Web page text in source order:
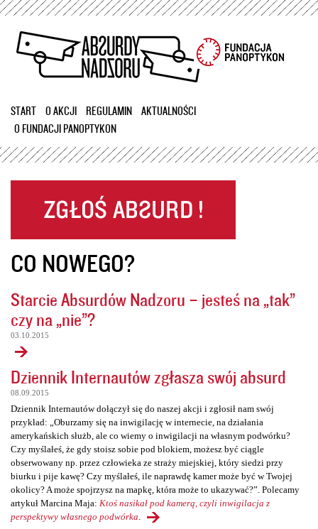
Przejdź
treści
START O AKCJI REGULAMIN
AKTUALNOŚCI
O FUNDACJI PANOPTYKON
CO NOWEGO?
Starcie Absurdów Nadzoru – jesteś na „tak”
czy na „nie”?
03.10.2015
Dziennik Internautów zgłasza swój absurd
08.09.2015
Dziennik Internautów dołączył się do naszej akcji i zgłosił nam swój
przykład: „Oburzamy się na inwigilację w internecie, na działania
amerykańskich służb, ale co wiemy o inwigilacji na własnym podwórku?
Czy myślałeś, że gdy stoisz sobie pod blokiem, możesz być ciągle
obserwowany np. przez człowieka ze straży miejskiej, który siedzi przy
biurku i pije kawę? Czy myślałeś, ile naprawdę kamer może być w Twojej
okolicy? A może spojrzysz na mapkę, która może to ukazywać?”. Polecamy
artykuł Marcina Maja: Ktoś nasikał pod kamerą, czyli inwigilacja z
perspektywy własnego podwórka